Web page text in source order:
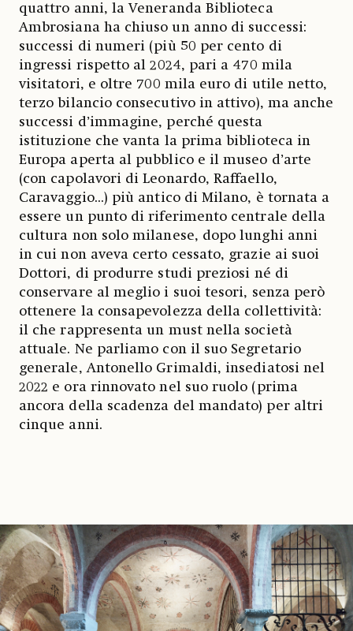
quattro anni, la Veneranda Biblioteca
Ambrosiana ha chiuso un anno di successi:
successi di numeri (più 50 per cento di
ingressi rispetto al 2024, pari a 470 mila
visitatori, e oltre 700 mila euro di utile netto,
terzo bilancio consecutivo in attivo), ma anche
successi d’immagine, perché questa
istituzione che vanta la prima biblioteca in
Europa aperta al pubblico e il museo d’arte
(con capolavori di Leonardo, Raffaello,
Caravaggio...) più antico di Milano, è tornata a
essere un punto di riferimento centrale della
cultura non solo milanese, dopo lunghi anni
in cui non aveva certo cessato, grazie ai suoi
Dottori, di produrre studi preziosi né di
conservare al meglio i suoi tesori, senza però
ottenere la consapevolezza della collettività:
il che rappresenta un must nella società
attuale. Ne parliamo con il suo Segretario
generale, Antonello Grimaldi, insediatosi nel
2022 e ora rinnovato nel suo ruolo (prima
ancora della scadenza del mandato) per altri
cinque anni.